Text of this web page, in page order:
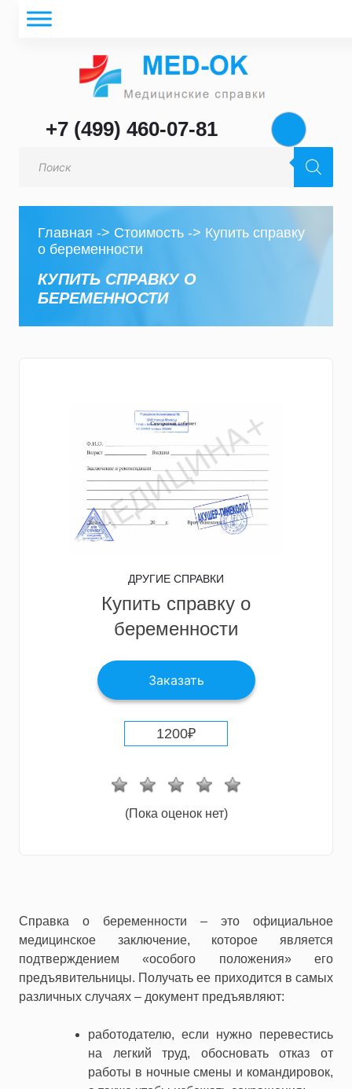
+7 (499) 460-07-81
товаров
Главная -> Стоимость -> Купить справку
о беременности
КУПИТЬ СПРАВКУ О
БЕРЕМЕННОСТИ
ДРУГИЕ СПРАВКИ
Купить справку о
беременности
Заказать
1200₽
(Пока оценок нет)
Справка о беременности – это официальное
медицинское заключение, которое является
подтверждением «особого положения» его
предъявительницы. Получать ее приходится в самых
различных случаях – документ предъявляют:
работодателю, если нужно перевестись
на легкий труд, обосновать отказ от
работы в ночные смены и командировок,